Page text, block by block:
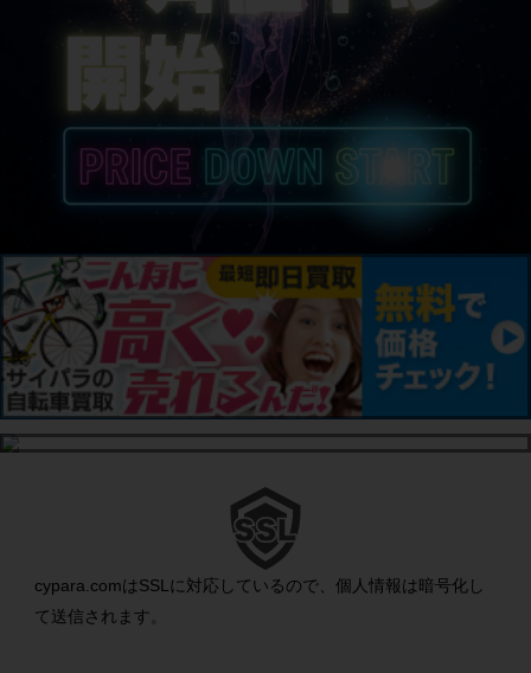
cypara.comはSSLに対応しているので、個人情報は暗号化し
て送信されます。